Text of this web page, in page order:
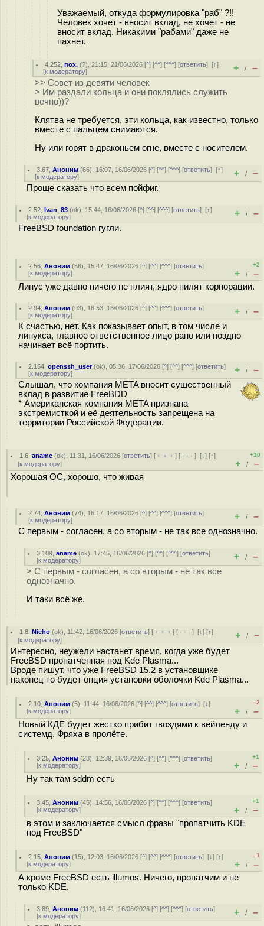
Уважаемый, откуда формулировка "раб" ?!!
Человек хочет - вносит вклад, не хочет - не
вносит вклад. Никакими "рабами" даже не
пахнет.
4.252 ,пох. (?), 21:15, 21/06/2026 [^] [^^] [^^^] [ответить][↑]
[к модератору] + / –
>> Совет из девяти человек
> Им раздали кольца и они поклялись служить
вечно))?
Клятва не требуется, эти кольца, как известно, только
вместе с пальцем снимаются.
Ну или горят в драконьем огне, вместе с носителем.
3.67 ,Аноним (66), 16:07, 16/06/2026 [^] [^^] [^^^] [ответить][↑]
[к модератору] + / –
Проще сказать что всем пойфиг.
2.52 ,Ivan_83 (ok), 15:44, 16/06/2026 [^] [^^] [^^^] [ответить][↑]
[к модератору] + / –
FreeBSD foundation гугли.
2.56 ,Аноним (56), 15:47, 16/06/2026 [^] [^^] [^^^] [ответить]
[к модератору]
+2
+ / –
Линус уже давно ничего не плият, ядро пилят корпорации.
2.94 ,Аноним (93), 16:53, 16/06/2026 [^] [^^] [^^^] [ответить]
[к модератору] + / –
К счастью, нет. Как показывает опыт, в том числе и
линукса, главное ответственное лицо рано или поздно
начинает всё портить.
2.154 ,openssh_user(ok), 05:36, 17/06/2026 [^] [^^] [^^^] [ответить]
[к модератору] + / –
Слышал, что компания META вносит существенный
вклад в развитие FreeBDD
* Американская компания META признана
экстремисткой и её деятельность запрещена на
территории Российской Федерации.
1.6 ,aname (ok), 11:31, 16/06/2026 [ответить] [ ﹢﹢﹢] [ · · ·][↓] [↑]
[к модератору]
+10
+ / –
Хорошая ОС, хорошо, что живая
2.74 ,Аноним (74), 16:17, 16/06/2026 [^] [^^] [^^^] [ответить]
[к модератору] + / –
С первым - согласен, а со вторым - не так все однозначно.
3.109 ,aname (ok), 17:45, 16/06/2026 [^] [^^] [^^^] [ответить]
[к модератору] + / –
> С первым - согласен, а со вторым - не так все
однозначно.
И таки всё же.
1.8 ,Nicho (ok), 11:42, 16/06/2026 [ответить] [ ﹢﹢﹢] [ · · ·][↓] [↑]
[к модератору] + / –
Интересно, неужели настанет время, когда уже будет
FreeBSD пропатченная под Kde Plasma...
Вроде пишут, что уже FreeBSD 15.2 в установщике
наконец то будет опция установки оболочки Kde Plasma...
2.10 ,Аноним (5), 11:44, 16/06/2026 [^] [^^] [^^^] [ответить][↓]
[к модератору]
–2
+ / –
Новый КДЕ будет жёстко прибит гвоздями к вейленду и
системд. Фряха в пролёте.
3.25 ,Аноним (23), 12:39, 16/06/2026 [^] [^^] [^^^] [ответить]
[к модератору]
+1
+ / –
Ну так там sddm есть
3.45 ,Аноним (45), 14:56, 16/06/2026 [^] [^^] [^^^] [ответить]
[к модератору]
+1
+ / –
в этом и заключается смысл фразы "пропатчить KDE
под FreeBSD"
2.15 ,Аноним (15), 12:03, 16/06/2026 [^] [^^] [^^^] [ответить][↓] [↑]
[к модератору]
–1
+ / –
А кроме FreeBSD есть illumos. Ничего, пропатчим и не
только KDE.
3.89 ,Аноним (112), 16:41, 16/06/2026 [^] [^^] [^^^] [ответить]
[к модератору] + / –